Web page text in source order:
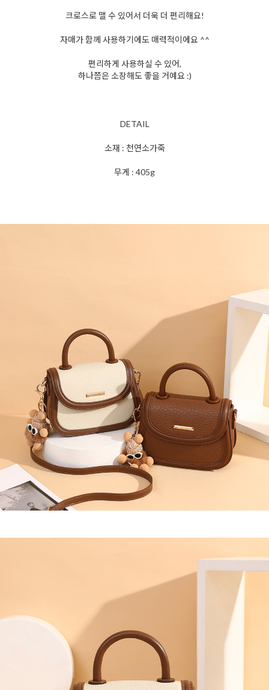
크로스로 맬 수 있어서 더욱 더 편리해요!
자매가 함께 사용하기에도 매력적이에요 ^^
편리하게 사용하실 수 있어,
하나쯤은 소장해도 좋을 거예요 :)
DETAIL
소재 : 천연소가죽
무게 : 405g